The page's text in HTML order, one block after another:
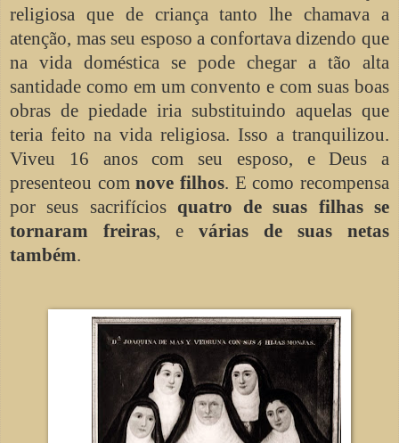
religiosa que de criança tanto lhe chamava a
atenção, mas seu esposo a confortava dizendo que
na vida doméstica se pode chegar a tão alta
santidade como em um convento e com suas boas
obras de piedade iria substituindo aquelas que
teria feito na vida religiosa. Isso a tranquilizou.
Viveu 16 anos com seu esposo, e Deus a
presenteou comnove filhos. E como recompensa
por seus sacrifícios quatro de suas filhas se
tornaram freiras, e várias de suas netas
também.